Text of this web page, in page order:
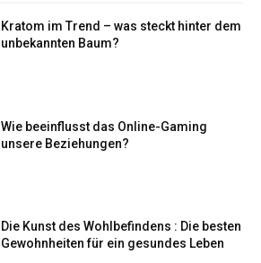
Kratom im Trend – was steckt hinter dem
unbekannten Baum?
Wie beeinflusst das Online-Gaming
unsere Beziehungen?
Die Kunst des Wohlbefindens : Die besten
Gewohnheiten für ein gesundes Leben